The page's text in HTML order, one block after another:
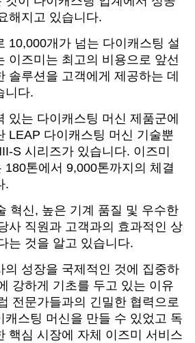
해지고 있습니다.
10,000개가 넘는 다이캐스팅 설
이즈미는 최고의 비용으로 앞선
솔루션을 고객에게 제공하는 데
니다.
있는 다이캐스팅 머신 제품군에
LEAP 다이캐스팅 머신 기술뿐
S 시리즈가 있습니다. 이즈미
180톤에서 9,000톤까지의 체결
.
혁신, 높은 기계 품질 및 우수한
사 직원과 고객과의 효과적인 상
는 것을 알고 있습니다.
의 성장을 국제적인 것에 집중하
강하게 기초를 두고 있는 이유
전문가들과의 긴밀한 협력으로
캐스팅 머신을 만들 수 있었고 독
핵심 시장에 자체 이즈미 서비스